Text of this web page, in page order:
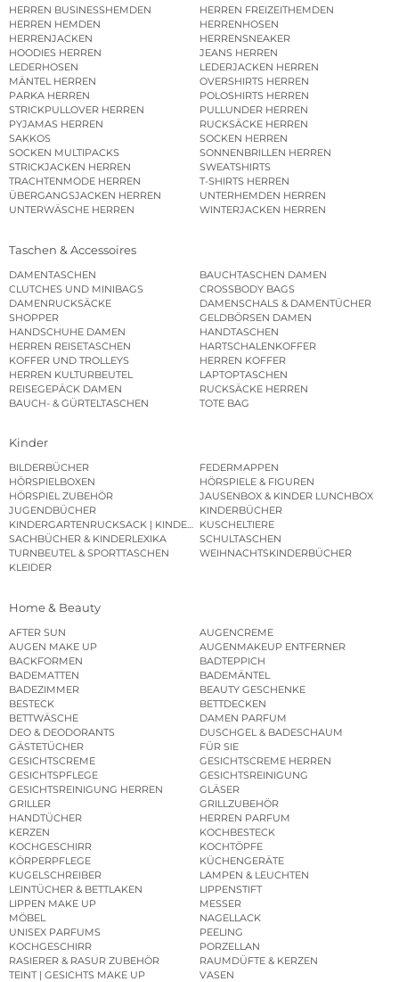
HERREN BUSINESSHEMDEN
HERREN FREIZEITHEMDEN
HERREN HEMDEN
HERRENHOSEN
HERRENJACKEN
HERRENSNEAKER
HOODIES HERREN
JEANS HERREN
LEDERHOSEN
LEDERJACKEN HERREN
MÄNTEL HERREN
OVERSHIRTS HERREN
PARKA HERREN
POLOSHIRTS HERREN
STRICKPULLOVER HERREN
PULLUNDER HERREN
PYJAMAS HERREN
RUCKSÄCKE HERREN
SAKKOS
SOCKEN HERREN
SOCKEN MULTIPACKS
SONNENBRILLEN HERREN
STRICKJACKEN HERREN
SWEATSHIRTS
TRACHTENMODE HERREN
T-SHIRTS HERREN
ÜBERGANGSJACKEN HERREN
UNTERHEMDEN HERREN
UNTERWÄSCHE HERREN
WINTERJACKEN HERREN
Taschen & Accessoires
DAMENTASCHEN
BAUCHTASCHEN DAMEN
CLUTCHES UND MINIBAGS
CROSSBODY BAGS
DAMENRUCKSÄCKE
DAMENSCHALS & DAMENTÜCHER
SHOPPER
GELDBÖRSEN DAMEN
HANDSCHUHE DAMEN
HANDTASCHEN
HERREN REISETASCHEN
HARTSCHALENKOFFER
KOFFER UND TROLLEYS
HERREN KOFFER
HERREN KULTURBEUTEL
LAPTOPTASCHEN
REISEGEPÄCK DAMEN
RUCKSÄCKE HERREN
BAUCH- & GÜRTELTASCHEN
TOTE BAG
Kinder
BILDERBÜCHER
FEDERMAPPEN
HÖRSPIELBOXEN
HÖRSPIELE & FIGUREN
HÖRSPIEL ZUBEHÖR
JAUSENBOX & KINDER LUNCHBOX
JUGENDBÜCHER
KINDERBÜCHER
KINDERGARTENRUCKSACK | KINDERGARTENBEUTEL
KUSCHELTIERE
SACHBÜCHER & KINDERLEXIKA
SCHULTASCHEN
TURNBEUTEL & SPORTTASCHEN
WEIHNACHTSKINDERBÜCHER
KLEIDER
Home & Beauty
AFTER SUN
AUGENCREME
AUGEN MAKE UP
AUGENMAKEUP ENTFERNER
BACKFORMEN
BADTEPPICH
BADEMATTEN
BADEMÄNTEL
BADEZIMMER
BEAUTY GESCHENKE
BESTECK
BETTDECKEN
BETTWÄSCHE
DAMEN PARFUM
DEO & DEODORANTS
DUSCHGEL & BADESCHAUM
GÄSTETÜCHER
FÜR SIE
GESICHTSCREME
GESICHTSCREME HERREN
GESICHTSPFLEGE
GESICHTSREINIGUNG
GESICHTSREINIGUNG HERREN
GLÄSER
GRILLER
GRILLZUBEHÖR
HANDTÜCHER
HERREN PARFUM
KERZEN
KOCHBESTECK
KOCHGESCHIRR
KOCHTÖPFE
KÖRPERPFLEGE
KÜCHENGERÄTE
KUGELSCHREIBER
LAMPEN & LEUCHTEN
LEINTÜCHER & BETTLAKEN
LIPPENSTIFT
LIPPEN MAKE UP
MESSER
MÖBEL
NAGELLACK
UNISEX PARFUMS
PEELING
KOCHGESCHIRR
PORZELLAN
RASIERER & RASUR ZUBEHÖR
RAUMDÜFTE & KERZEN
TEINT | GESICHTS MAKE UP
VASEN